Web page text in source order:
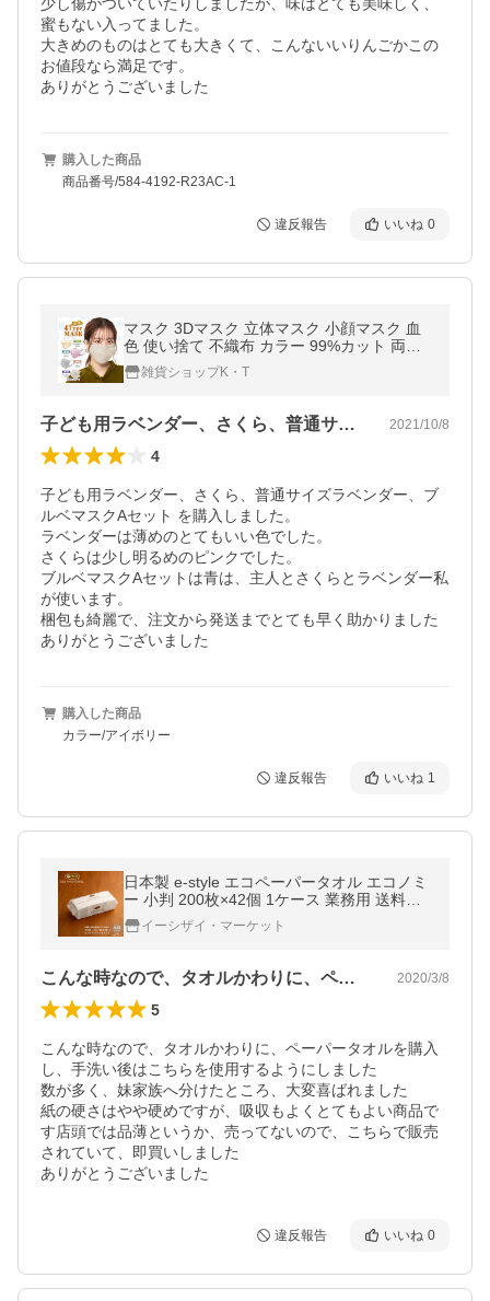
蜜もない入ってました。
大きめのものはとても大きくて、こんないいりんごかこの
お値段なら満足です。
ありがとうございました
購入した商品
商品番号/584-4192-R23AC-1
違反報告 いいね 0
マスク 3Dマスク 立体マスク 小顔マスク 血
色 使い捨て 不織布 カラー 99%カット 両面
同色 大人用 普通サイズ 男女兼用 ウイルス対
策 まとめクーポン ny393-50
雑貨ショップK・T
子ども用ラベンダー、さくら、普通サイズ… 2021/10/8
4
子ども用ラベンダー、さくら、普通サイズラベンダー、ブ
ルベマスクAセット を購入しました。
ラベンダーは薄めのとてもいい色でした。
さくらは少し明るめのピンクでした。
ブルベマスクAセットは青は、主人とさくらとラベンダー私
が使います。
梱包も綺麗で、注文から発送までとても早く助かりました
ありがとうございました
購入した商品
カラー/アイボリー
違反報告 いいね 1
日本製 e-style エコペーパータオル エコノミ
ー 小判 200枚×42個 1ケース 業務用 送料無
料 イーシザイ・マーケット
こんな時なので、タオルかわりに、ペーパ… 2020/3/8
5
こんな時なので、タオルかわりに、ペーパータオルを購入
し、手洗い後はこちらを使用するようにしました
数が多く、妹家族へ分けたところ、大変喜ばれました
紙の硬さはやや硬めですが、吸収もよくとてもよい商品で
す店頭では品薄というか、売ってないので、こちらで販売
されていて、即買いしました
ありがとうございました
違反報告 いいね 0